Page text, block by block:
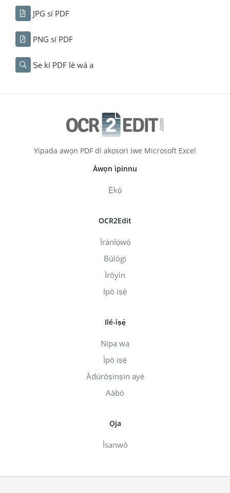
JPG sí PDF
PNG sí PDF
Ṣe kí PDF lè wá a
Yipada awọn PDF di akọsori iwe Microsoft Excel
Àwọn ìpinnu
Ẹ̀kọ́
OCR2Edit
Ìrànlọ́wọ́
Búlógì
Ìròyìn
Ipò iṣẹ́
Ilé-iṣẹ́
Nípa wa
Ìpò iṣẹ́
Àdúróṣinṣin ayé
Aàbò
Ọja
Ìsanwó